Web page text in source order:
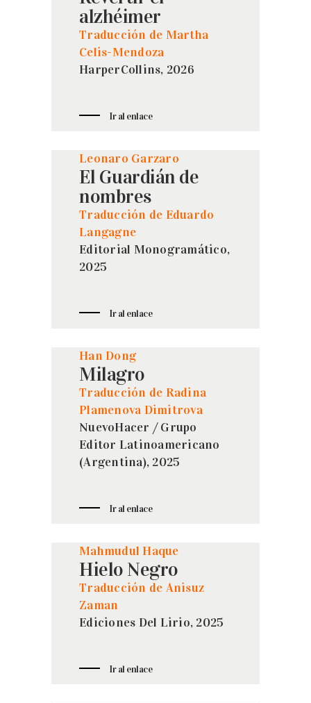
alzhéimer
Traducción de Martha
Celis-Mendoza
HarperCollins, 2026
Ir al enlace
Leonaro Garzaro
El Guardián de
nombres
Traducción de Eduardo
Langagne
Editorial Monogramático,
2025
Ir al enlace
Han Dong
Milagro
Traducción de Radina
Plamenova Dimitrova
NuevoHacer / Grupo
Editor Latinoamericano
(Argentina), 2025
Ir al enlace
Mahmudul Haque
Hielo Negro
Traducción de Anisuz
Zaman
Ediciones Del Lirio, 2025
Ir al enlace